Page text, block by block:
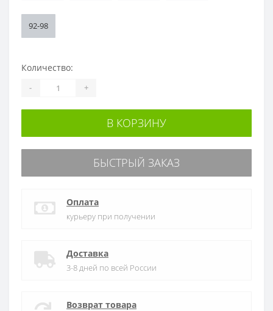
92-98
Количество:
- +
В КОРЗИНУ
БЫСТРЫЙ ЗАКАЗ
Оплата
курьеру при получении
Доставка
3-8 дней по всей России
Возврат товара